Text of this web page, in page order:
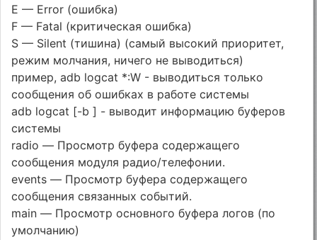
E — Error (ошибка)
F — Fatal (критическая ошибка)
S — Silent (тишина) (самый высокий приоритет,
режим молчания, ничего не выводиться)
пример, adb logcat *:W - выводиться только
сообщения об ошибках в работе системы
adb logcat [-b ] - выводит информацию буферов
системы
radio — Просмотр буфера содержащего
сообщения модуля радио/телефонии.
events — Просмотр буфера содержащего
сообщения связанных событий.
main — Просмотр основного буфера логов (по
умолчанию)